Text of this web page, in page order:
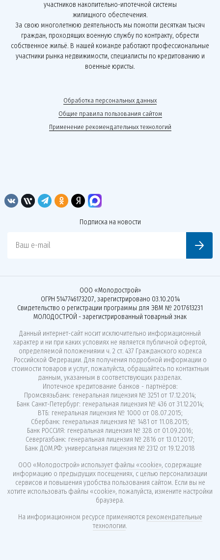
участников накопительно-ипотечной системы
жилищного обеспечения.
За свою многолетнюю деятельность мы помогли десяткам тысяч
граждан, проходящих военную службу по контракту, обрести
собственное жильё. В нашей команде работают профессиональные
участники рынка недвижимости, специалисты по кредитованию и
военные юристы.
Обработка персональных данных
Общие правила пользования сайтом
Применение рекомендательных технологий
Подписка на новости
Ваш e-mail
ООО «Молодострой»
ОГРН 5147746173207, зарегистрировано 03.10.2014
Свидетельство о регистрации программы для ЭВМ № 2017613231
МОЛОДОСТРОЙ - зарегистрированный товарный знак
Данный интернет-сайт носит исключительно информационный
характер и ни при каких условиях не является публичной офертой,
определяемой положениями ч. 2 ст. 437 Гражданского кодекса
Российской Федерации. Для получения подробной информации о
стоимости товаров и услуг, пожалуйста, обращайтесь по контактным
данным, указанным в соответствующих разделах.
Ипотечное кредитование банков - партнёров:
Промсвязьбанк: генеральная лицензия № 3251 от 17.12.2014;
Банк Санкт-Петербург: генеральная лицензия № 436 от 31.12.2014;
ВТБ: генеральная лицензия № 1000 от 08.07.2015;
Сбербанк: генеральная лицензия № 1481 от 11.08.2015;
Банк РОССИЯ: генеральная лицензия № 328 от 01.09.2016;
Севергазбанк: генеральная лицензия № 2816 от 13.01.2017;
Банк ДОМ.РФ: универсальная лицензия № 2312 от 19.12.2018
ООО «Молодострой» использует файлы «cookie», содержащие
информацию о предыдущих посещениях, с целью персонализации
сервисов и повышения удобства пользования сайтом. Если вы не
хотите использовать файлы «cookie», пожалуйста, измените настройки
браузера.
На информационном ресурсе применяются рекомендательные
технологии.